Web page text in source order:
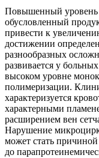
Повышенный уровень
обусловленный
привести к
достижении
разнообразных
развивается у
высоком уровне
полимеризации.
характеризуется
характерными
расширением вен
Нарушение
может стать причиной
до